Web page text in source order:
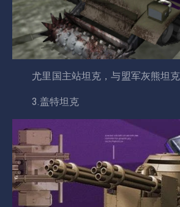
尤里国主站坦克，与盟军灰熊坦克
3.盖特坦克